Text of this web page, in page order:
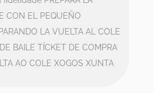
CON EL PEQUEÑO
LA VUELTA AL COLE
BAILE TÍCKET DE COMPRA
AO COLE XOGOS XUNTA